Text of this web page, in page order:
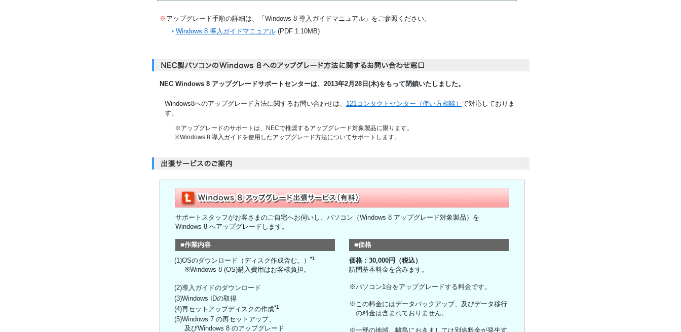
※ アップグレード手順の詳細は、「Windows 8 導入ガイドマニュアル」をご参照ください。
Windows 8 導入ガイドマニュアル(PDF 1.10MB)
NEC Windows 8 アップグレードサポートセンターは、2013年2月28日(木)をもって閉鎖いたしました。
Windows8へのアップグレード方法に関するお問い合わせは、 121コンタクトセンター（使い方相談） で対応しておりま
す。
※アップグレードのサポートは、NECで推奨するアップグレード対象製品に限ります。
※Windows 8 導入ガイドを使用したアップグレード方法についてサポートします。
サポートスタッフがお客さまのご自宅へお伺いし、パソコン（Windows 8 アップグレード対象製品）を
Windows 8 へアップグレードします。
■作業内容
(1)OSのダウンロード（ディスク作成含む。）*1
※Windows 8 (OS)購入費用はお客様負担。
(2)導入ガイドのダウンロード
(3)Windows IDの取得
(4)再セットアップディスクの作成*1
(5)Windows 7 の再セットアップ、
及びWindows 8 のアップグレード
■価格
価格：30,000円（税込）
訪問基本料金を含みます。
※パソコン1台をアップグレードする料金です。
※この料金にはデータバックアップ、及びデータ移行
の料金は含まれておりません。
※一部の地域、離島におきましては別途料金が発生す